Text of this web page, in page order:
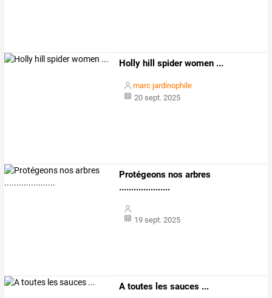
Holly hill spider women ...
marc jardinophile
20 sept. 2025
Protégeons nos arbres
.....................
19 sept. 2025
A toutes les sauces ...